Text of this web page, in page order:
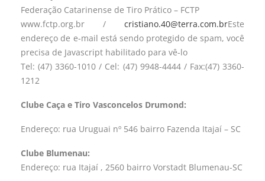
Federação Catarinense de Tiro Prático – FCTP
www.fctp.org.br / cristiano.40@terra.com.brEste
endereço de e-mail está sendo protegido de spam, você
precisa de Javascript habilitado para vê-lo
Tel: (47) 3360-1010 / Cel: (47) 9948-4444 / Fax:(47) 3360-
1212
Clube Caça e Tiro Vasconcelos Drumond:
Endereço: rua Uruguai nº 546 bairro Fazenda Itajaí – SC
Clube Blumenau:
Endereço: rua Itajaí , 2560 bairro Vorstadt Blumenau-SC